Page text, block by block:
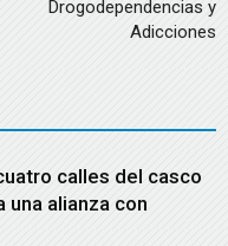
Drogodependencias y
Adicciones
calles del casco
una alianza con